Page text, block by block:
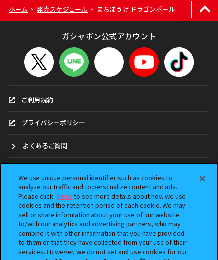
ホーム > 発売スケジュール > まちぼうけ ドラゴンボール
ガシャポン公式アカウント
ご利用規約
プライバシーポリシー
よくあるご質問
ガシャポンどこ？
アンケート
ウェブアクセシビリティ方針
We use unique personal identifier such as cookies to
analyze our traffic and to personalize content and ads.
Please click here to see more details about how we use
cookies and the retention period of each cookie. We may
sell or share information about your use of our website
to/with our analytics and advertising partners, who may
combine it with other information that you have provided
to them or that they have collected from your use of their
services. However, we do not set and use cookies for our